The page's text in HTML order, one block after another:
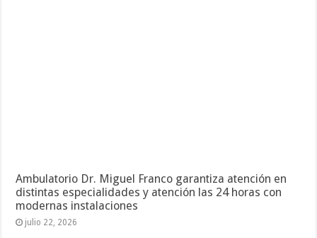
Ambulatorio Dr. Miguel Franco garantiza atención en
distintas especialidades y atención las 24 horas con
modernas instalaciones
julio 22, 2026